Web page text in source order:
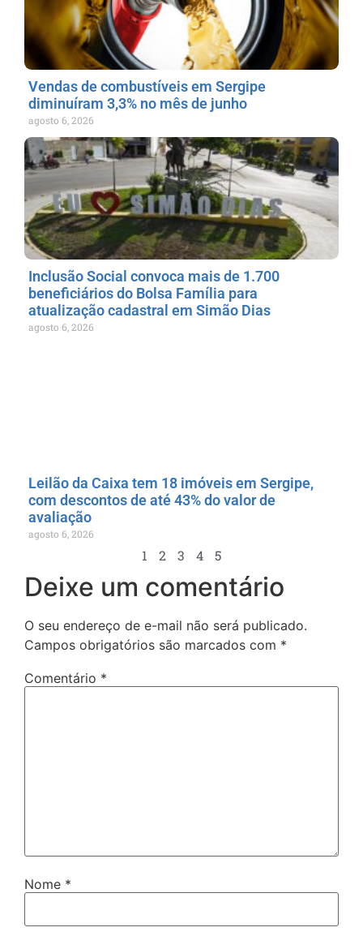
Vendas de combustíveis em Sergipe
diminuíram 3,3% no mês de junho
agosto 6, 2026
Inclusão Social convoca mais de 1.700
beneficiários do Bolsa Família para
atualização cadastral em Simão Dias
agosto 6, 2026
Leilão da Caixa tem 18 imóveis em Sergipe,
com descontos de até 43% do valor de
avaliação
agosto 6, 2026
1 2 3 4 5
Deixe um comentário
O seu endereço de e-mail não será publicado.
Campos obrigatórios são marcados com *
Comentário *
Nome *